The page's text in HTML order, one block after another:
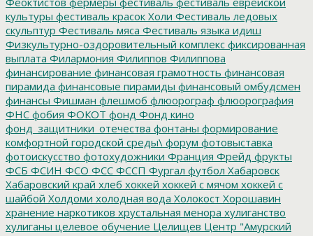
культуры фестиваль красок Холи Фестиваль ледовых
скульптур Фестиваль мяса Фестиваль языка идиш
Физкультурно-оздоровительный комплекс фиксированная
выплата Филармония Филиппов Филиппова
финансирование финансовая грамотность финансовая
пирамида финансовые пирамиды финансовый омбудсмен
финансы Фишман флешмоб флюорограф флюорография
ФНС фобия ФОКОТ фонд Фонд кино
фонд_защитники_отечества фонтаны формирование
комфортной городской среды\ форум фотовыставка
фотоискусство фотохудожники Франция Фрейд фрукты
ФСБ ФСИН ФСО ФСС ФССП Фургал футбол Хабаровск
Хабаровский край хлеб хоккей хоккей с мячом хоккей с
шайбой Холдоми холодная вода Холокост Хорошавин
хранение наркотиков хрустальная менора хулиганство
хулиганы целевое обучение Целищев Центр "Амурский